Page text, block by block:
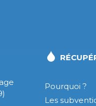
Pourquoi ?
Les